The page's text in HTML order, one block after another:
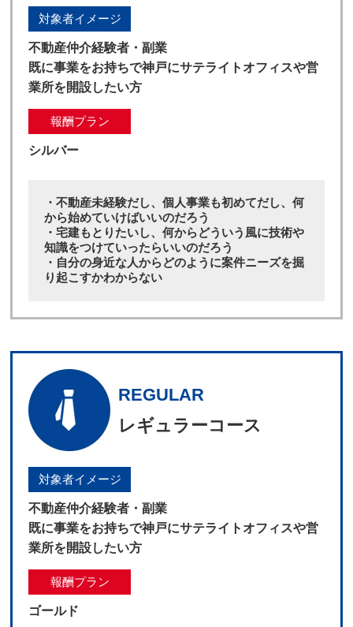
対象者イメージ
不動産仲介経験者・副業
既に事業をお持ちで神戸にサテライトオフィスや営
業所を開設したい方
報酬プラン
シルバー
・不動産未経験だし、個人事業も初めてだし、何
から始めていけばいいのだろう
・宅建もとりたいし、何からどういう風に技術や
知識をつけていったらいいのだろう
・自分の身近な人からどのように案件ニーズを掘
り起こすかわからない
REGULAR
レギュラーコース
対象者イメージ
不動産仲介経験者・副業
既に事業をお持ちで神戸にサテライトオフィスや営
業所を開設したい方
報酬プラン
ゴールド